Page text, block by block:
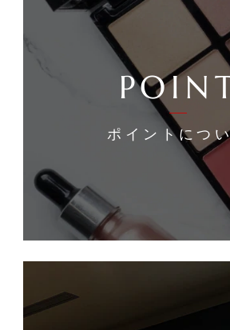
ポイントにつ